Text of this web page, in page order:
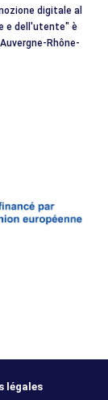
digitale al
e dell'utente" è
Rhône-
légales